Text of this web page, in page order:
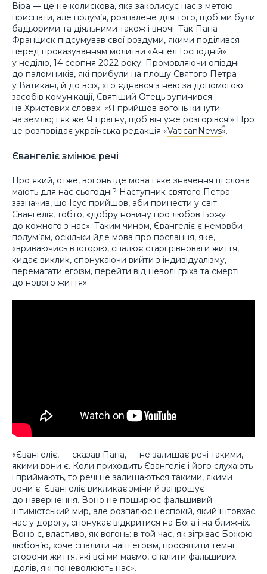
Віра — це не колискова, яка заколисує нас з метою
приспати, але полум’я, розпалене для того, щоб ми були
бадьорими та діяльними також і вночі. Так Папа
Франциск підсумував свої роздуми, якими поділився
перед проказуванням молитви «Ангел Господній»
у неділю, 14 серпня 2022 року. Промовляючи опівдні
до паломників, які прибули на площу Святого Петра
у Ватикані, й до всіх, хто єднався з нею за допомогою
засобів комунікації, Святіший Отець зупинився
на Христових словах: «Я прийшов вогонь кинути
на землю; і як же Я прагну, щоб він уже розгорівся!» Про
це розповідає українська редакція «VaticanNews».
Євангеліє змінює речі
Про який, отже, вогонь іде мова і яке значення ці слова
мають для нас сьогодні? Наступник святого Петра
зазначив, що Ісус прийшов, аби принести у світ
Євангеліє, тобто, «добру новину про любов Божу
до кожного з нас». Таким чином, Євангеліє є немовби
полум’ям, оскільки йде мова про послання, яке,
«вриваючись в історію, спалює старі рівноваги життя,
кидає виклик, спонукаючи вийти з індивідуалізму,
перемагати егоїзм, перейти від неволі гріха та смерті
до нового життя».
«Євангеліє, — сказав Папа, — не залишає речі такими,
якими вони є. Коли приходить Євангеліє і його слухають
і приймають, то речі не залишаються такими, якими
вони є. Євангеліє викликає зміни й запрошує
до навернення. Воно не поширює фальшивий
інтимістський мир, але розпалює неспокій, який штовхає
нас у дорогу, спонукає відкритися на Бога і на ближніх.
Воно є, властиво, як вогонь: в той час, як зігріває Божою
любов’ю, хоче спалити наш егоїзм, просвітити темні
сторони життя, які всі ми маємо, спалити фальшивих
ідолів, які поневолюють нас».